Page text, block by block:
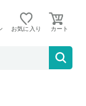
お気に入り
ット900ml